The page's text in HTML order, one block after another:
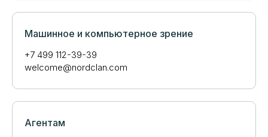
Машинное и компьютерное зрение
+7 499 112-39-39
welcome@nordclan.com
Агентам